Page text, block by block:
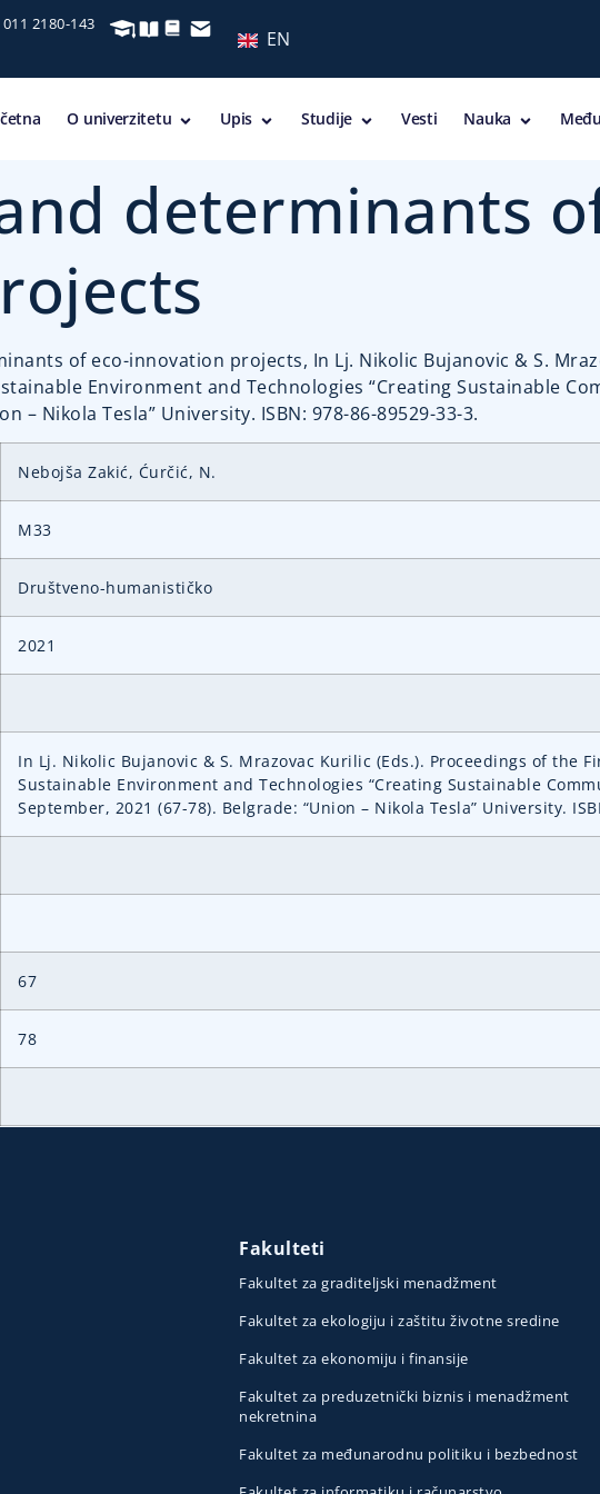
2180-143
EN
O univerzitetu Upis Studije Vesti Nauka
determinants
of eco-innovation projects, In Lj. Nikolic Bujanovic & S.
Environment and Technologies “Creating Sustainable
– Nikola Tesla” University. ISBN: 978-86-89529-33-3.
Nebojša Zakić, Ćurčić, N.
M33
Društveno-humanističko
2021
In Lj. Nikolic Bujanovic & S. Mrazovac Kurilic (Eds.). Proceedings of the
Sustainable Environment and Technologies “Creating Sustainable
September, 2021 (67-78). Belgrade: “Union – Nikola Tesla” University.
67
78
Fakulteti
Fakultet za graditeljski menadžment
Fakultet za ekologiju i zaštitu životne sredine
Fakultet za ekonomiju i finansije
Fakultet za preduzetnički biznis i menadžment
nekretnina
Fakultet za međunarodnu politiku i bezbednost